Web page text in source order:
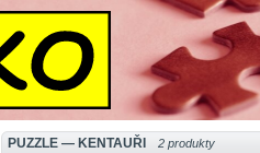
PUZZLE — KENTAUŘI 2 produkty